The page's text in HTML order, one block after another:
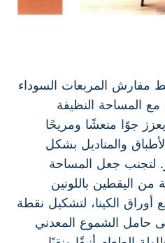
مفارش المربعات السوداء
مع المساحة النظيفة
جوًا منعشًا ومريحًا
والمناديل بشكل
لتجنب جعل المساحة
اليقطين باللونين
أوراق الكينا، لتشكيل نقطة
حامل الشموع المعدني